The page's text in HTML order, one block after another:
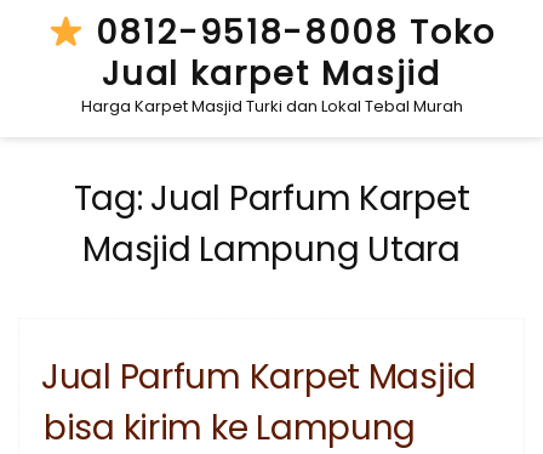
0812-9518-8008 Toko
Jual karpet Masjid
Harga Karpet Masjid Turki dan Lokal Tebal Murah
Tag: Jual Parfum Karpet
Masjid Lampung Utara
Jual Parfum Karpet Masjid
bisa kirim ke Lampung